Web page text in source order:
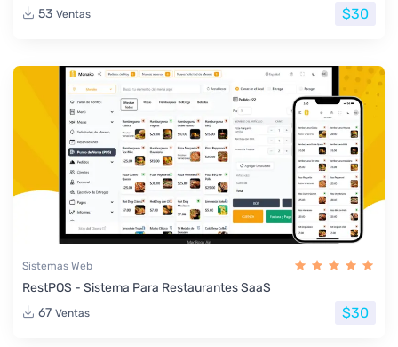
53 Ventas $30
Sistemas Web
RestPOS - Sistema Para Restaurantes SaaS
67 Ventas $30